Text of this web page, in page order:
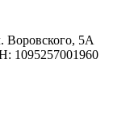
Воровского, 5А